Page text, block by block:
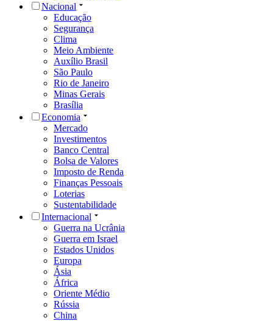
Nacional
Educação
Segurança
Clima
Meio Ambiente
Auxílio Brasil
São Paulo
Rio de Janeiro
Minas Gerais
Brasília
Economia
Mercado
Investimentos
Banco Central
Bolsa de Valores
Imposto de Renda
Finanças Pessoais
Loterias
Sustentabilidade
Internacional
Guerra na Ucrânia
Guerra em Israel
Estados Unidos
Europa
Ásia
África
Oriente Médio
Rússia
China